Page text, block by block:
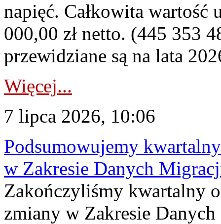
napięć. Całkowita
000,00 zł netto. (445 353
przewidziane są na lata
Więcej...
7 lipca 2026, 10:06
Podsumowujemy
w Zakresie Danych
Zakończyliśmy kwartalny
zmiany w Zakresie